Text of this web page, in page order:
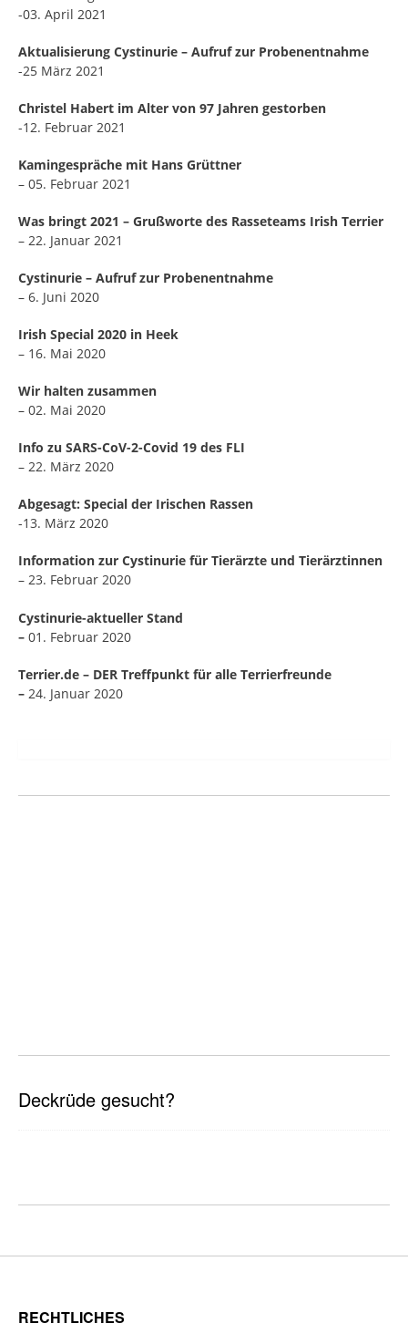
-03. April 2021
Aktualisierung Cystinurie – Aufruf zur Probenentnahme
-25 März 2021
Christel Habert im Alter von 97 Jahren gestorben
-12. Februar 2021
Kamingespräche mit Hans Grüttner
– 05. Februar 2021
Was bringt 2021 – Grußworte des Rasseteams Irish Terrier
– 22. Januar 2021
Cystinurie – Aufruf zur Probenentnahme
– 6. Juni 2020
Irish Special 2020 in Heek
– 16. Mai 2020
Wir halten zusammen
– 02. Mai 2020
Info zu SARS-CoV-2-Covid 19 des FLI
– 22. März 2020
Abgesagt: Special der Irischen Rassen
-13. März 2020
Information zur Cystinurie für Tierärzte und Tierärztinnen
– 23. Februar 2020
Cystinurie-aktueller Stand
– 01. Februar 2020
Terrier.de – DER Treffpunkt für alle Terrierfreunde
– 24. Januar 2020
Deckrüde gesucht?
RECHTLICHES